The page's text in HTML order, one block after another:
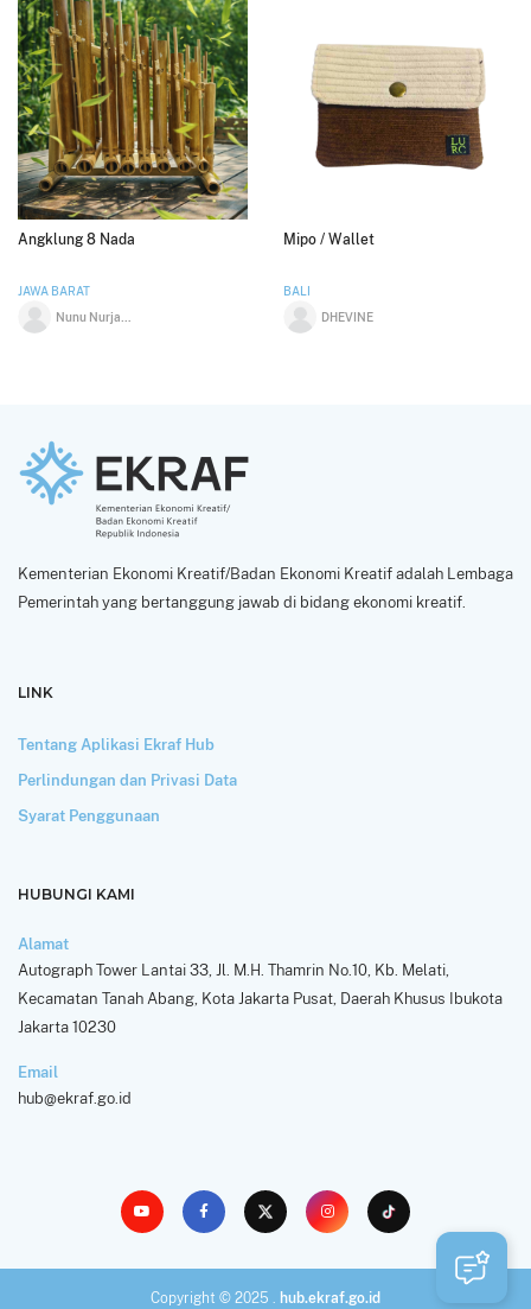
Angklung 8 Nada
JAWA BARAT
Mipo / Wallet
BALI
DHEVINE
Kementerian Ekonomi Kreatif/Badan Ekonomi Kreatif adalah Lembaga
Pemerintah yang bertanggung jawab di bidang ekonomi kreatif.
LINK
Tentang Aplikasi Ekraf Hub
Perlindungan dan Privasi Data
Syarat Penggunaan
HUBUNGI KAMI
Alamat
Autograph Tower Lantai 33, Jl. M.H. Thamrin No.10, Kb. Melati,
Kecamatan Tanah Abang, Kota Jakarta Pusat, Daerah Khusus Ibukota
Jakarta 10230
Email
hub@ekraf.go.id
Copyright © 2025 . hub.ekraf.go.id